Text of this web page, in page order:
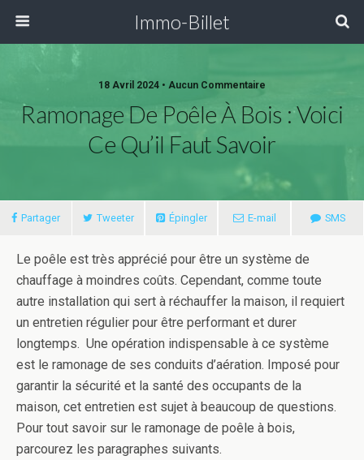
Immo-Billet
18 Avril 2024 • Aucun Commentaire
Ramonage De Poêle À Bois : Voici
Ce Qu’il Faut Savoir
Partager Tweeter Épingler E-mail SMS
Le poêle est très apprécié pour être un système de
chauffage à moindres coûts. Cependant, comme toute
autre installation qui sert à réchauffer la maison, il requiert
un entretien régulier pour être performant et durer
longtemps. Une opération indispensable à ce système
est le ramonage de ses conduits d’aération. Imposé pour
garantir la sécurité et la santé des occupants de la
maison, cet entretien est sujet à beaucoup de questions.
Pour tout savoir sur le ramonage de poêle à bois,
parcourez les paragraphes suivants.